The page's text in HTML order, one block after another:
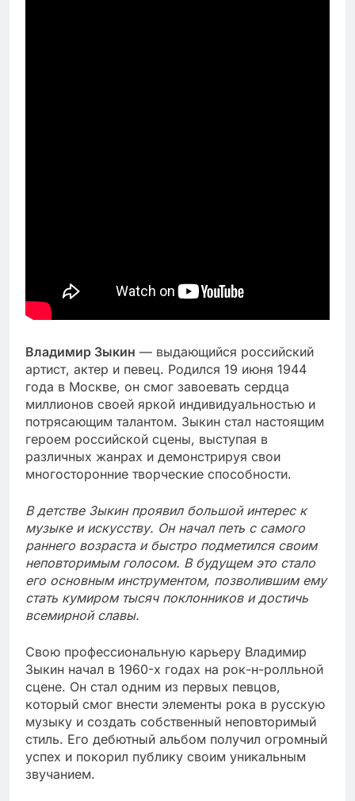
Владимир Зыкин — выдающийся российский
артист, актер и певец. Родился 19 июня 1944
года в Москве, он смог завоевать сердца
миллионов своей яркой индивидуальностью и
потрясающим талантом. Зыкин стал настоящим
героем российской сцены, выступая в
различных жанрах и демонстрируя свои
многосторонние творческие способности.
В детстве Зыкин проявил большой интерес к
музыке и искусству. Он начал петь с самого
раннего возраста и быстро подметился своим
неповторимым голосом. В будущем это стало
его основным инструментом, позволившим ему
стать кумиром тысяч поклонников и достичь
всемирной славы.
Свою профессиональную карьеру Владимир
Зыкин начал в 1960-х годах на рок-н-ролльной
сцене. Он стал одним из первых певцов,
который смог внести элементы рока в русскую
музыку и создать собственный неповторимый
стиль. Его дебютный альбом получил огромный
успех и покорил публику своим уникальным
звучанием.